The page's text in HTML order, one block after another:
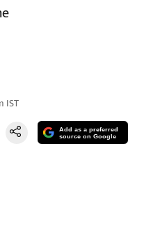
IST
Add as a preferred
source on Google